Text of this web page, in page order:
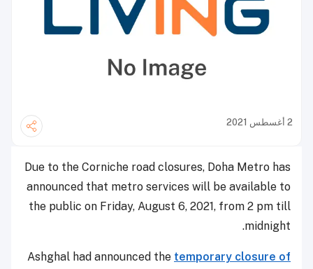
2 أغسطس 2021
Due to the Corniche road closures, Doha Metro has
announced that metro services will be available to
the public on Friday, August 6, 2021, from 2 pm till
midnight.
Ashghal had announced the temporary closure of